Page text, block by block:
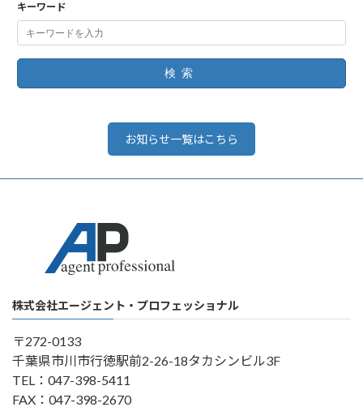
キーワード
検索
お知らせ一覧はこちら
株式会社エージェント・プロフェッショナル
〒272-0133
千葉県市川市行徳駅前2-26-18タカシンビル3F
TEL：047-398-5411
FAX：047-398-2670